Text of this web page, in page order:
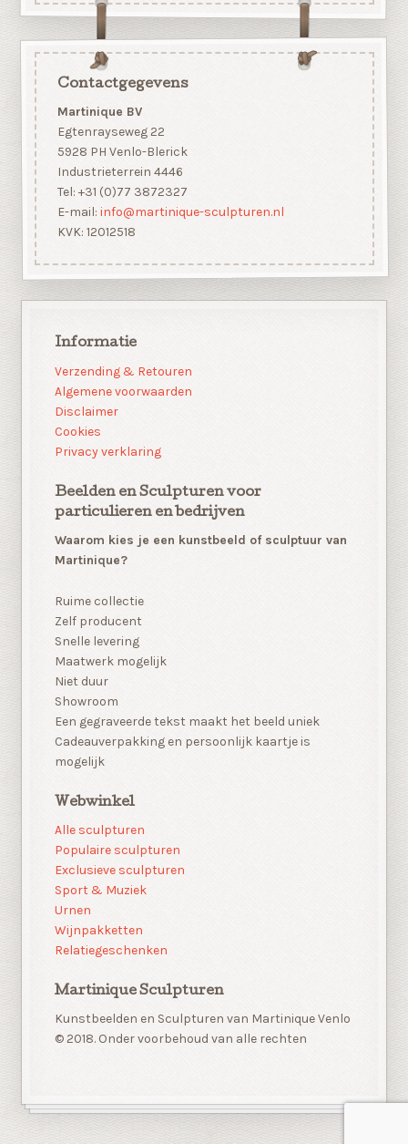
Contactgegevens
Martinique BV
Egtenrayseweg 22
5928 PH Venlo-Blerick
Industrieterrein 4446
Tel: +31 (0)77 3872327
E-mail: info@martinique-sculpturen.nl
KVK: 12012518
Informatie
Verzending & Retouren
Algemene voorwaarden
Disclaimer
Cookies
Privacy verklaring
Beelden en Sculpturen voor
particulieren en bedrijven
Waarom kies je een kunstbeeld of sculptuur van
Martinique?
Ruime collectie
Zelf producent
Snelle levering
Maatwerk mogelijk
Niet duur
Showroom
Een gegraveerde tekst maakt het beeld uniek
Cadeauverpakking en persoonlijk kaartje is
mogelijk
Webwinkel
Alle sculpturen
Populaire sculpturen
Exclusieve sculpturen
Sport & Muziek
Urnen
Wijnpakketten
Relatiegeschenken
Martinique Sculpturen
Kunstbeelden en Sculpturen van Martinique Venlo
© 2018. Onder voorbehoud van alle rechten